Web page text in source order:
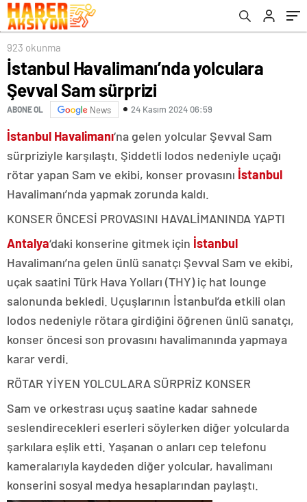
923 okunma
İstanbul Havalimanı’nda yolculara
Şevval Sam sürprizi
ABONE OL News 24 Kasım 2024 06:59
İstanbul Havalimanı‘na gelen yolcular Şevval Sam
sürpriziyle karşılaştı. Şiddetli lodos nedeniyle uçağı
rötar yapan Sam ve ekibi, konser provasını İstanbul
Havalimanı’nda yapmak zorunda kaldı.
KONSER ÖNCESİ PROVASINI HAVALİMANINDA YAPTI
Antalya‘daki konserine gitmek için İstanbul
Havalimanı’na gelen ünlü sanatçı Şevval Sam ve ekibi,
uçak saatini Türk Hava Yolları (THY) iç hat lounge
salonunda bekledi. Uçuşlarının İstanbul’da etkili olan
lodos nedeniyle rötara girdiğini öğrenen ünlü sanatçı,
konser öncesi son provasını havalimanında yapmaya
karar verdi.
RÖTAR YİYEN YOLCULARA SÜRPRİZ KONSER
Sam ve orkestrası uçuş saatine kadar sahnede
seslendirecekleri eserleri söylerken diğer yolcularda
şarkılara eşlik etti. Yaşanan o anları cep telefonu
kameralarıyla kaydeden diğer yolcular, havalimanı
konserini sosyal medya hesaplarından paylaştı.